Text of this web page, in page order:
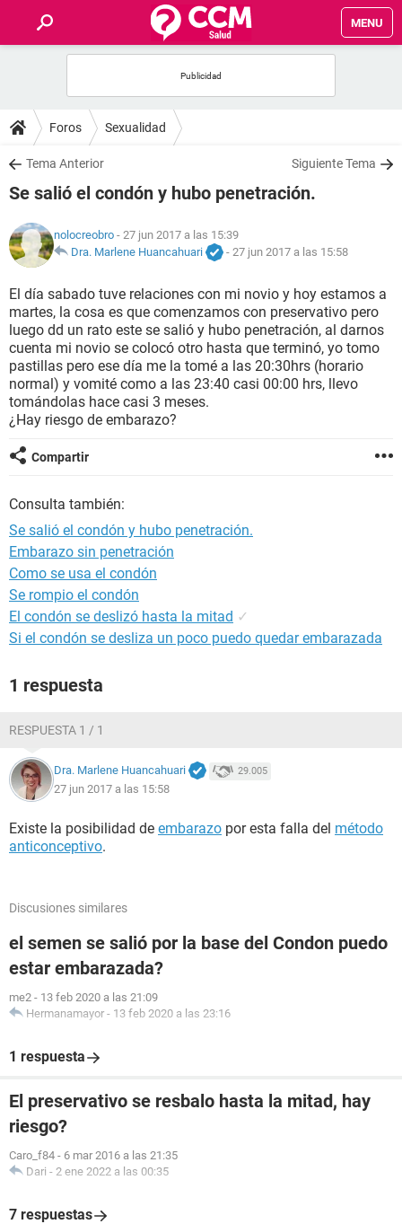
MENU
FOROS
SALUD
NUTRICIÓN
BIENESTAR
SEXUALIDAD
GLOSARIO
Foros Sexualidad
Tema Anterior Siguiente Tema
Se salió el condón y hubo penetración.
nolocreobro - 27 jun 2017 a las 15:39
Dra. Marlene Huancahuari
- 27 jun 2017 a las 15:58
El día sabado tuve relaciones con mi novio y hoy estamos a
martes, la cosa es que comenzamos con preservativo pero
luego dd un rato este se salió y hubo penetración, al darnos
cuenta mi novio se colocó otro hasta que terminó, yo tomo
pastillas pero ese día me la tomé a las 20:30hrs (horario
normal) y vomité como a las 23:40 casi 00:00 hrs, llevo
tomándolas hace casi 3 meses.
¿Hay riesgo de embarazo?
Compartir
Consulta también:
Se salió el condón y hubo penetración.
Embarazo sin penetración
Como se usa el condón
Se rompio el condón
El condón se deslizó hasta la mitad ✓
Si el condón se desliza un poco puedo quedar embarazada
1 respuesta
RESPUESTA 1 / 1
Dra. Marlene Huancahuari 29.005
27 jun 2017 a las 15:58
Existe la posibilidad de embarazo por esta falla del método
anticonceptivo.
Discusiones similares
el semen se salió por la base del Condon puedo
estar embarazada?
me2 - 13 feb 2020 a las 21:09
Hermanamayor - 13 feb 2020 a las 23:16
1 respuesta
El preservativo se resbalo hasta la mitad, hay
riesgo?
Caro_f84 - 6 mar 2016 a las 21:35
Dari - 2 ene 2022 a las 00:35
7 respuestas